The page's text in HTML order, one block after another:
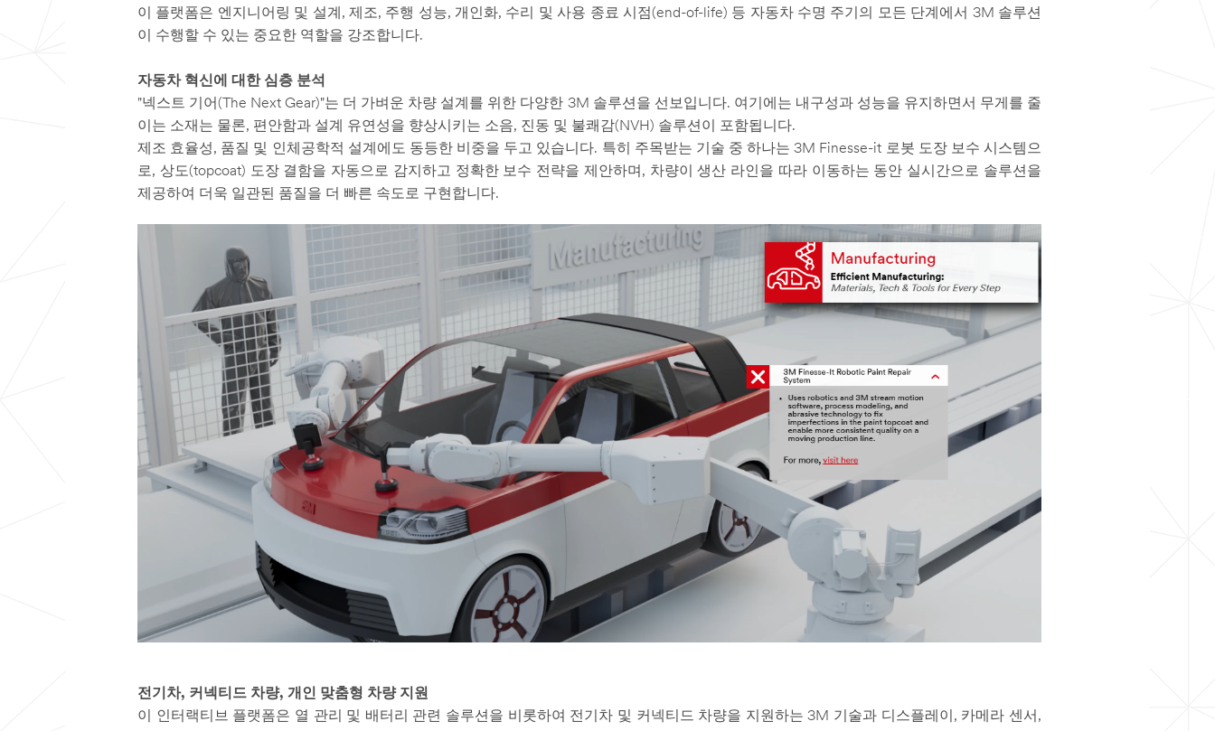
이 플랫폼은 엔지니어링 및 설계, 제조, 주행 성능, 개인화, 수리 및 사용 종료 시점(end-of-life) 등 자동차 수명 주기의 모든 단계에서 3M 솔루션
이 수행할 수 있는 중요한 역할을 강조합니다.
자동차 혁신에 대한 심층 분석
"넥스트 기어(The Next Gear)"는 더 가벼운 차량 설계를 위한 다양한 3M 솔루션을 선보입니다. 여기에는 내구성과 성능을 유지하면서 무게를 줄
이는 소재는 물론, 편안함과 설계 유연성을 향상시키는 소음, 진동 및 불쾌감(NVH) 솔루션이 포함됩니다.
제조 효율성, 품질 및 인체공학적 설계에도 동등한 비중을 두고 있습니다. 특히 주목받는 기술 중 하나는 3M Finesse-it 로봇 도장 보수 시스템으
로, 상도(topcoat) 도장 결함을 자동으로 감지하고 정확한 보수 전략을 제안하며, 차량이 생산 라인을 따라 이동하는 동안 실시간으로 솔루션을
제공하여 더욱 일관된 품질을 더 빠른 속도로 구현합니다.
전기차, 커넥티드 차량, 개인 맞춤형 차량 지원
이 인터랙티브 플랫폼은 열 관리 및 배터리 관련 솔루션을 비롯하여 전기차 및 커넥티드 차량을 지원하는 3M 기술과 디스플레이, 카메라 센서,